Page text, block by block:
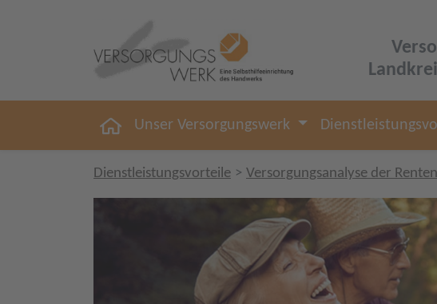
Unser Versorgungswerk
Dienstleistungsvorteile Versorgungsanalyse der